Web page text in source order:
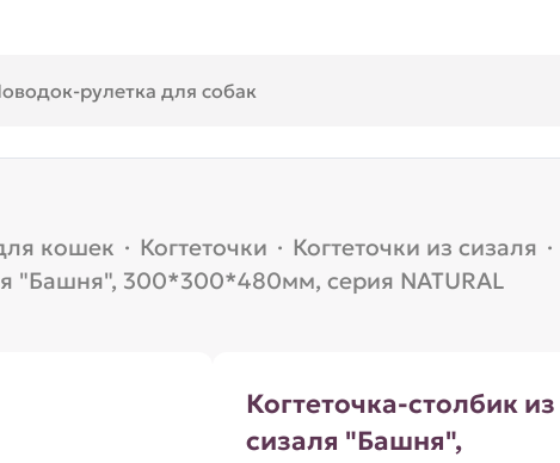
кошек · Когтеточки · Когтеточки из сизаля ·
"Башня", 300*300*480мм, серия NATURAL
Когтеточка-столбик из
сизаля "Башня",